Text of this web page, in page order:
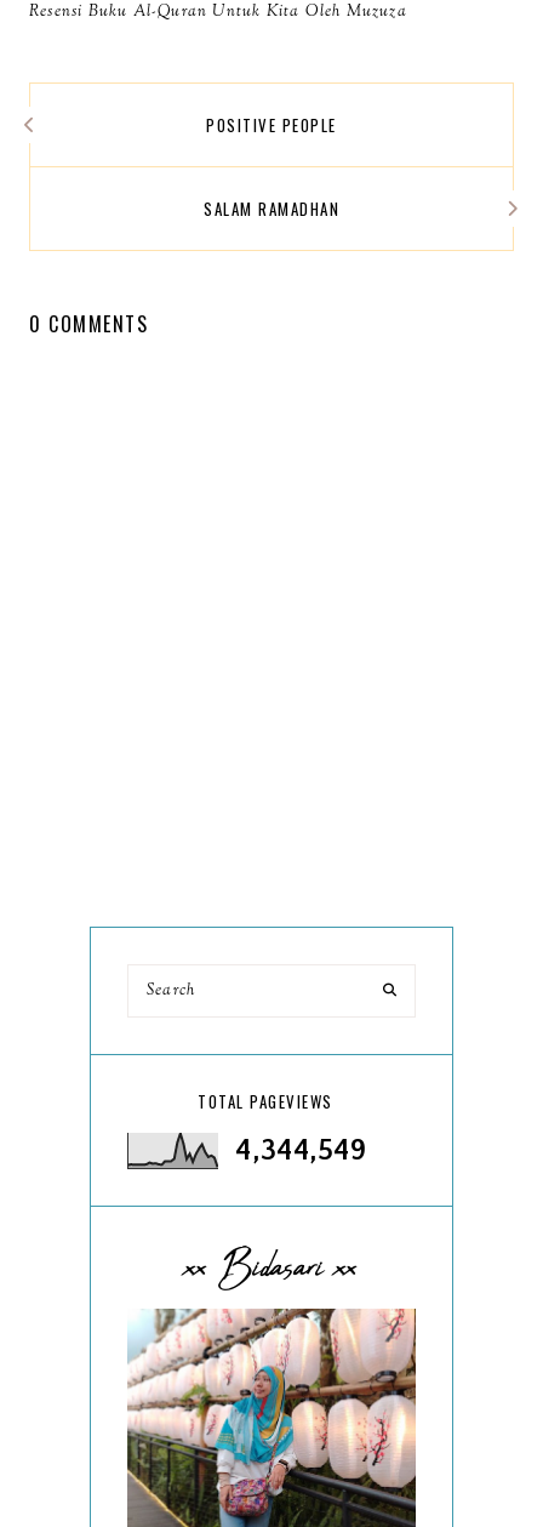
Resensi Buku Al-Quran Untuk Kita Oleh Muzuza
POSITIVE PEOPLE
SALAM RAMADHAN
0 COMMENTS
TOTAL PAGEVIEWS
4,344,549
xx Bidasari xx